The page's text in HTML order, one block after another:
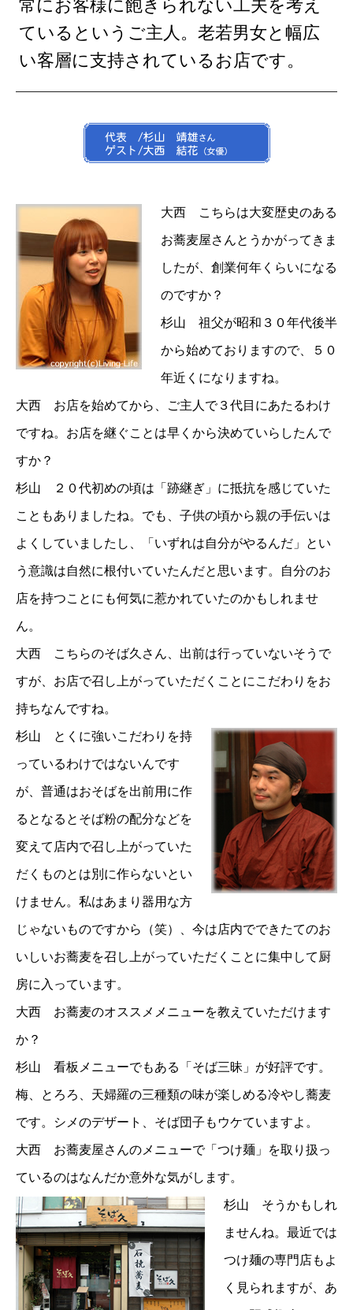
常にお客様に飽きられない工夫を考え
ているというご主人。老若男女と幅広
い客層に支持されているお店です。
大西 こちらは大変歴史のある
お蕎麦屋さんとうかがってきま
したが、創業何年くらいになる
のですか？
杉山 祖父が昭和３０年代後半
から始めておりますので、５０
年近くになりますね。
大西 お店を始めてから、ご主人で３代目にあたるわけ
ですね。お店を継ぐことは早くから決めていらしたんで
すか？
杉山 ２０代初めの頃は「跡継ぎ」に抵抗を感じていた
こともありましたね。でも、子供の頃から親の手伝いは
よくしていましたし、「いずれは自分がやるんだ」とい
う意識は自然に根付いていたんだと思います。自分のお
店を持つことにも何気に惹かれていたのかもしれませ
ん。
大西 こちらのそば久さん、出前は行っていないそうで
すが、お店で召し上がっていただくことにこだわりをお
持ちなんですね。
杉山 とくに強いこだわりを持
っているわけではないんです
が、普通はおそばを出前用に作
るとなるとそば粉の配分などを
変えて店内で召し上がっていた
だくものとは別に作らないとい
けません。私はあまり器用な方
じゃないものですから（笑）、今は店内でできたてのお
いしいお蕎麦を召し上がっていただくことに集中して厨
房に入っています。
大西 お蕎麦のオススメメニューを教えていただけます
か？
杉山 看板メニューでもある「そば三昧」が好評です。
梅、とろろ、天婦羅の三種類の味が楽しめる冷やし蕎麦
です。シメのデザート、そば団子もウケていますよ。
大西 お蕎麦屋さんのメニューで「つけ麺」を取り扱っ
ているのはなんだか意外な気がします。
杉山 そうかもしれ
ませんね。最近では
つけ麺の専門店もよ
く見られますが、あ